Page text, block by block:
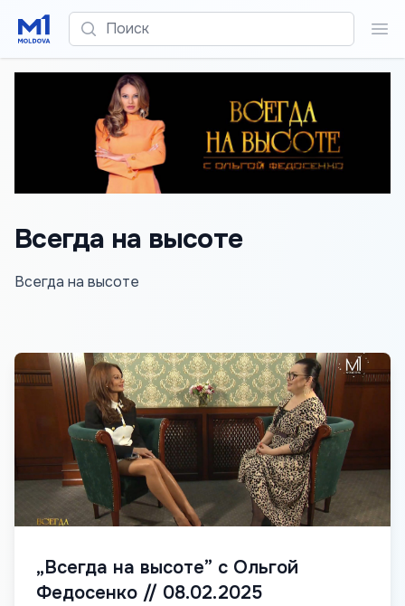
Поиск
Всегда на высоте
Всегда на высоте
„Всегда на высоте” с Ольгой
Федосенко // 08.02.2025